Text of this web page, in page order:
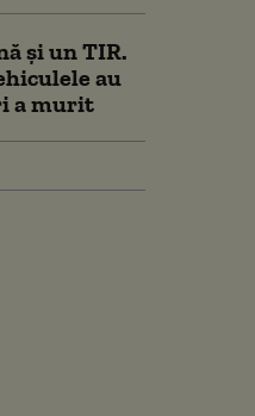
și un TIR.
au
a murit